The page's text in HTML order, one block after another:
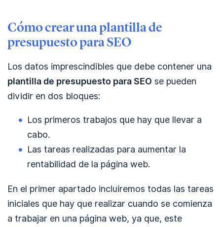
Cómo crear una plantilla de
presupuesto para SEO
Los datos imprescindibles que debe contener una
plantilla de presupuesto para SEO se pueden
dividir en dos bloques:
Los primeros trabajos que hay que llevar a
cabo.
Las tareas realizadas para aumentar la
rentabilidad de la página web.
En el primer apartado incluiremos todas las tareas
iniciales que hay que realizar cuando se comienza
a trabajar en una página web, ya que, este